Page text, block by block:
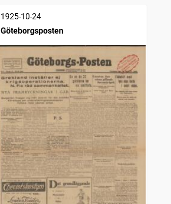
1925-10-24
Göteborgsposten